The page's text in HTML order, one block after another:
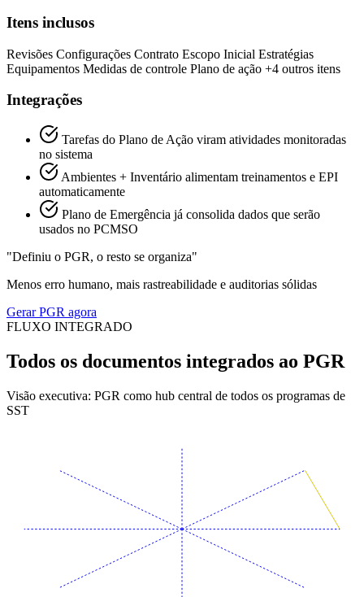
Itens inclusos
Revisões Configurações Contrato Escopo Inicial Estratégias
Equipamentos Medidas de controle Plano de ação +4 outros itens
Integrações
Tarefas do Plano de Ação viram atividades monitoradas
no sistema
Ambientes + Inventário alimentam treinamentos e EPI
automaticamente
Plano de Emergência já consolida dados que serão
usados no PCMSO
"Definiu o PGR, o resto se organiza"
Menos erro humano, mais rastreabilidade e auditorias sólidas
Gerar PGR agora
FLUXO INTEGRADO
Todos os documentos integrados ao PGR
Visão executiva: PGR como hub central de todos os programas de
SST